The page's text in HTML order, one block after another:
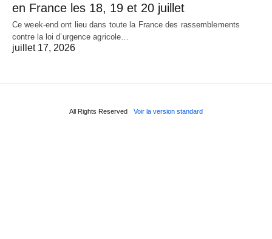
en France les 18, 19 et 20 juillet
Ce week-end ont lieu dans toute la France des rassemblements
contre la loi d’urgence agricole…
juillet 17, 2026
All Rights Reserved Voir la version standard